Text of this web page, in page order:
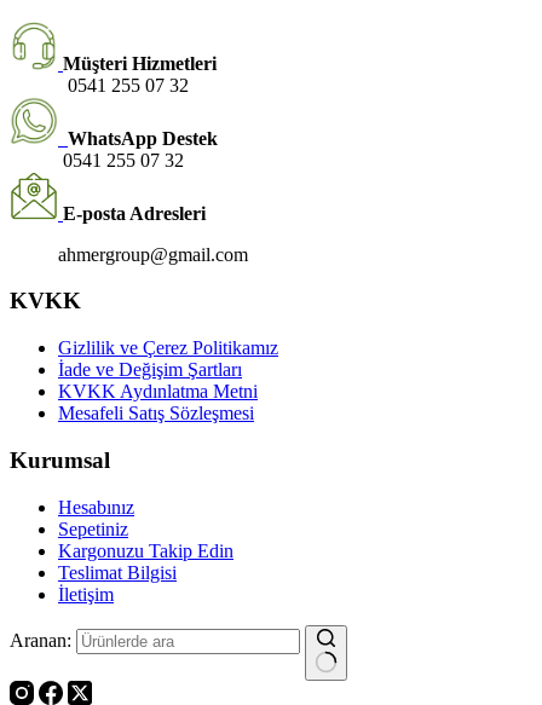
Müşteri Hizmetleri
0541 255 07 32
WhatsApp Destek
0541 255 07 32
E-posta Adresleri
ahmergroup@gmail.com
KVKK
Gizlilik ve Çerez Politikamız
İade ve Değişim Şartları
KVKK Aydınlatma Metni
Mesafeli Satış Sözleşmesi
Kurumsal
Hesabınız
Sepetiniz
Kargonuzu Takip Edin
Teslimat Bilgisi
İletişim
Aranan: